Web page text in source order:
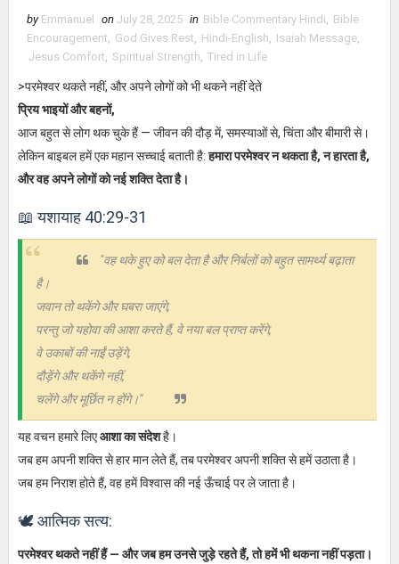
by Emmanuel on July 28, 2025 in Bible Commentary Hindi, Bible
Encouragement, God Gives Rest, Hindi-English, Isaiah Message,
Jesus Comfort, Spiritual Strength, Tired in Life
>परमेश्वर थकते नहीं, और अपने लोगों को भी थकने नहीं देते
प्रिय भाइयों और बहनों,
आज बहुत से लोग थक चुके हैं — जीवन की दौड़ में, समस्याओं से, चिंता और बीमारी से।
लेकिन बाइबल हमें एक महान सच्चाई बताती है:हमारा परमेश्वर न थकता है, न हारता है,
और वह अपने लोगों को नई शक्ति देता है।
📖 यशायाह 40:29-31
"वह थके हुए को बल देता है और निर्बलों को बहुत सामर्थ्य बढ़ाता
है।
जवान तो थकेंगे और घबरा जाएंगे,
परन्तु जो यहोवा की आशा करते हैं, वे नया बल प्राप्त करेंगे,
वे उकाबों की नाईं उड़ेंगे,
दौड़ेंगे और थकेंगे नहीं,
चलेंगे और मूर्छित न होंगे।"
यह वचन हमारे लिएआशा का संदेशहै।
जब हम अपनी शक्ति से हार मान लेते हैं, तब परमेश्वर अपनी शक्ति से हमें उठाता है।
जब हम निराश होते हैं, वह हमें विश्वास की नई ऊँचाई पर ले जाता है।
🕊️ आत्मिक सत्य:
परमेश्वर थकते नहीं हैं — और जब हम उनसे जुड़े रहते हैं, तो हमें भी थकना नहीं पड़ता।